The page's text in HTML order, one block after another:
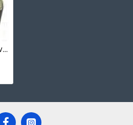
Omron E2B-M30LS15-WP-B1 067638004 Yakınlık Sensörü